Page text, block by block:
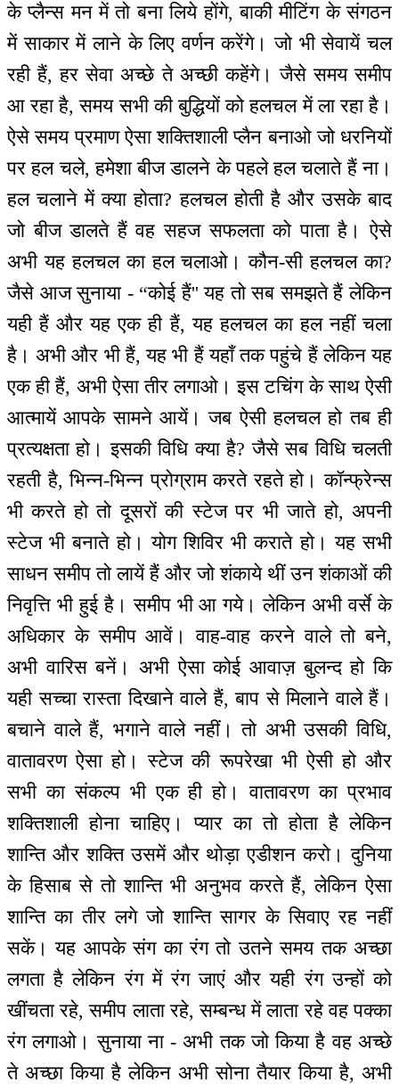
के प्लैन्स मन में तो बना लिये होंगे, बाकी मीटिंग के संगठन
में साकार में लाने के लिए वर्णन करेंगे। जो भी सेवायें चल
रही हैं, हर सेवा अच्छे ते अच्छी कहेंगे। जैसे समय समीप
आ रहा है, समय सभी की बुद्धियों को हलचल में ला रहा है।
ऐसे समय प्रमाण ऐसा शक्तिशाली प्लैन बनाओ जो धरनियों
पर हल चले, हमेशा बीज डालने के पहले हल चलाते हैं ना।
हल चलाने में क्या होता? हलचल होती है और उसके बाद
जो बीज डालते हैं वह सहज सफलता को पाता है। ऐसे
अभी यह हलचल का हल चलाओ। कौन-सी हलचल का?
जैसे आज सुनाया - “कोई हैं'' यह तो सब समझते हैं लेकिन
यही हैं और यह एक ही हैं, यह हलचल का हल नहीं चला
है। अभी और भी हैं, यह भी हैं यहाँ तक पहुंचे हैं लेकिन यह
एक ही हैं, अभी ऐसा तीर लगाओ। इस टचिंग के साथ ऐसी
आत्मायें आपके सामने आयें। जब ऐसी हलचल हो तब ही
प्रत्यक्षता हो। इसकी विधि क्या है? जैसे सब विधि चलती
रहती है, भिन्न-भिन्न प्रोग्राम करते रहते हो। कॉन्फ्रेन्स
भी करते हो तो दूसरों की स्टेज पर भी जाते हो, अपनी
स्टेज भी बनाते हो। योग शिविर भी कराते हो। यह सभी
साधन समीप तो लायें हैं और जो शंकाये थीं उन शंकाओं की
निवृत्ति भी हुई है। समीप भी आ गये। लेकिन अभी वर्से के
अधिकार के समीप आवें। वाह-वाह करने वाले तो बने,
अभी वारिस बनें। अभी ऐसा कोई आवाज़ बुलन्द हो कि
यही सच्चा रास्ता दिखाने वाले हैं, बाप से मिलाने वाले हैं।
बचाने वाले हैं, भगाने वाले नहीं। तो अभी उसकी विधि,
वातावरण ऐसा हो। स्टेज की रूपरेखा भी ऐसी हो और
सभी का संकल्प भी एक ही हो। वातावरण का प्रभाव
शक्तिशाली होना चाहिए। प्यार का तो होता है लेकिन
शान्ति और शक्ति उसमें और थोड़ा एडीशन करो। दुनिया
के हिसाब से तो शान्ति भी अनुभव करते हैं, लेकिन ऐसा
शान्ति का तीर लगे जो शान्ति सागर के सिवाए रह नहीं
सकें। यह आपके संग का रंग तो उतने समय तक अच्छा
लगता है लेकिन रंग में रंग जाएं और यही रंग उन्हों को
खींचता रहे, समीप लाता रहे, सम्बन्ध में लाता रहे वह पक्का
रंग लगाओ। सुनाया ना - अभी तक जो किया है वह अच्छे
ते अच्छा किया है लेकिन अभी सोना तैयार किया है, अभी